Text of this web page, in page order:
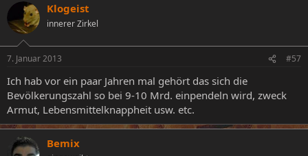
Klogeist
innerer Zirkel
7. Januar 2013 #57
Ich hab vor ein paar Jahren mal gehört das sich die
Bevölkerungszahl so bei 9-10 Mrd. einpendeln wird, zweck
Armut, Lebensmittelknappheit usw. etc.
Bemix